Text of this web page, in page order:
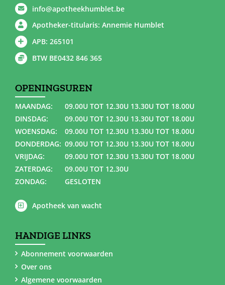
info@apotheekhumblet.be
Apotheker-titularis: Annemie Humblet
APB: 265101
BTW BE0432 846 365
OPENINGSUREN
MAANDAG:
09.00U TOT 12.30U 13.30U TOT 18.00U
DINSDAG:
09.00U TOT 12.30U 13.30U TOT 18.00U
WOENSDAG:
09.00U TOT 12.30U 13.30U TOT 18.00U
DONDERDAG: 09.00U TOT 12.30U 13.30U TOT 18.00U
VRIJDAG:
09.00U TOT 12.30U 13.30U TOT 18.00U
ZATERDAG:
09.00U TOT 12.30U
ZONDAG:
GESLOTEN
Apotheek van wacht
HANDIGE LINKS
Abonnement voorwaarden
Over ons
Algemene voorwaarden